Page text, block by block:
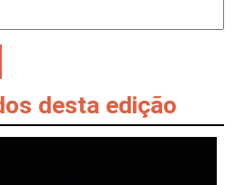
desta edição